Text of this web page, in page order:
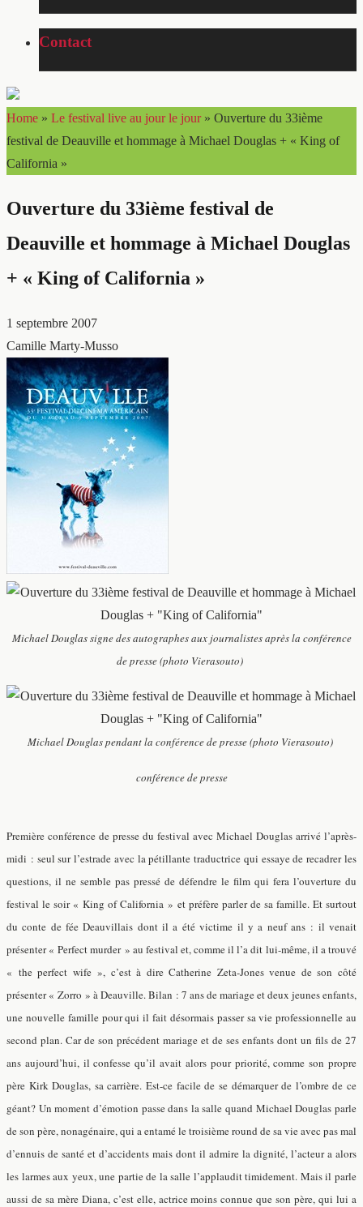
Contact
Home » Le festival live au jour le jour» Ouverture du 33ième
festival de Deauville et hommage à Michael Douglas + « King of
California »
Ouverture du 33ième festival de
Deauville et hommage à Michael Douglas
+ « King of California »
1 septembre 2007
Camille Marty-Musso
Michael Douglas signe des autographes aux journalistes après la conférence
de presse (photo Vierasouto)
Michael Douglas pendant la conférence de presse (photo Vierasouto)
conférence de presse
Première conférence de presse du festival avec Michael Douglas arrivé l’après-
midi : seul sur l’estrade avec la pétillante traductrice qui essaye de recadrer les
questions, il ne semble pas pressé de défendre le film qui fera l’ouverture du
festival le soir « King of California » et préfère parler de sa famille. Et surtout
du conte de fée Deauvillais dont il a été victime il y a neuf ans : il venait
présenter « Perfect murder » au festival et, comme il l’a dit lui-même, il a trouvé
« the perfect wife », c’est à dire Catherine Zeta-Jones venue de son côté
présenter « Zorro » à Deauville. Bilan : 7 ans de mariage et deux jeunes enfants,
une nouvelle famille pour qui il fait désormais passer sa vie professionnelle au
second plan. Car de son précédent mariage et de ses enfants dont un fils de 27
ans aujourd’hui, il confesse qu’il avait alors pour priorité, comme son propre
père Kirk Douglas, sa carrière. Est-ce facile de se démarquer de l’ombre de ce
géant? Un moment d’émotion passe dans la salle quand Michael Douglas parle
de son père, nonagénaire, qui a entamé le troisième round de sa vie avec pas mal
d’ennuis de santé et d’accidents mais dont il admire la dignité, l’acteur a alors
les larmes aux yeux, une partie de la salle l’applaudit timidement. Mais il parle
aussi de sa mère Diana, c’est elle, actrice moins connue que son père, qui lui a